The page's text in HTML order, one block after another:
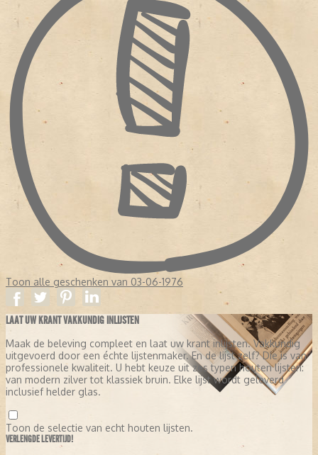
Toon alle geschenken van 03-06-1976
LAAT UW KRANT VAKKUNDIG INLIJSTEN
Maak de beleving compleet en laat uw krant inlijsten. Vakkundig
uitgevoerd door een échte lijstenmaker. En de lijst zelf? Die is van
professionele kwaliteit. U hebt keuze uit zes typen houten lijsten:
van modern zilver tot klassiek bruin. Elke lijst wordt geleverd
inclusief helder glas.
Toon de selectie van echt houten lijsten.
VERLENGDE LEVERTIJD!